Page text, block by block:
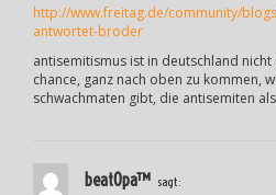
http://www.freitag.de/community/
antwortet-broder
antisemitismus ist in deutschland
chance, ganz nach oben zu kommen,
schwachmaten gibt, die antisemiten
beatOpa™ sagt: